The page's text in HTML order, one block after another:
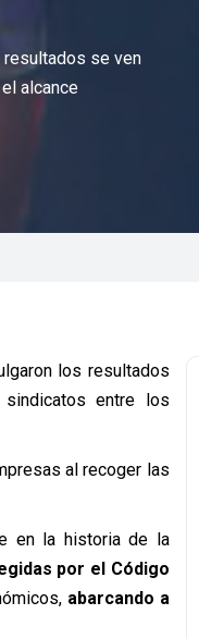
se ven
alcance
los resultados
entre los
al recoger las
en la historia de la
por el Código
abarcando a